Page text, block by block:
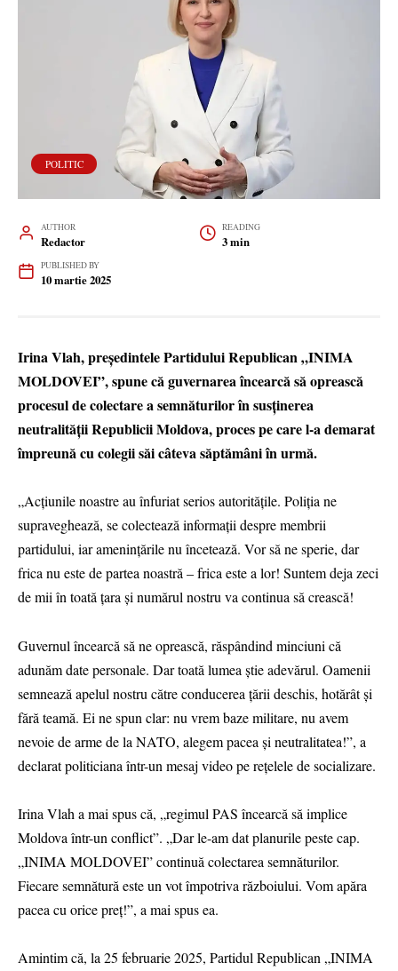
POLITIC
AUTHOR
Redactor
READING
3 min
PUBLISHED BY
10 martie 2025
Irina Vlah, președintele Partidului Republican „INIMA
MOLDOVEI”, spune că guvernarea încearcă să oprească
procesul de colectare a semnăturilor în susținerea
neutralității Republicii Moldova, proces pe care l-a demarat
împreună cu colegii săi câteva săptămâni în urmă.
„Acțiunile noastre au înfuriat serios autoritățile. Poliția ne
supraveghează, se colectează informații despre membrii
partidului, iar amenințările nu încetează. Vor să ne sperie, dar
frica nu este de partea noastră – frica este a lor! Suntem deja zeci
de mii în toată țara și numărul nostru va continua să crească!
Guvernul încearcă să ne oprească, răspândind minciuni că
adunăm date personale. Dar toată lumea știe adevărul. Oamenii
semnează apelul nostru către conducerea țării deschis, hotărât și
fără teamă. Ei ne spun clar: nu vrem baze militare, nu avem
nevoie de arme de la NATO, alegem pacea și neutralitatea!”, a
declarat politiciana într-un mesaj video pe rețelele de socializare.
Irina Vlah a mai spus că, „regimul PAS încearcă să implice
Moldova într-un conflict”. „Dar le-am dat planurile peste cap.
„INIMA MOLDOVEI” continuă colectarea semnăturilor.
Fiecare semnătură este un vot împotriva războiului. Vom apăra
pacea cu orice preț!”, a mai spus ea.
Amintim că, la 25 februarie 2025, Partidul Republican „INIMA